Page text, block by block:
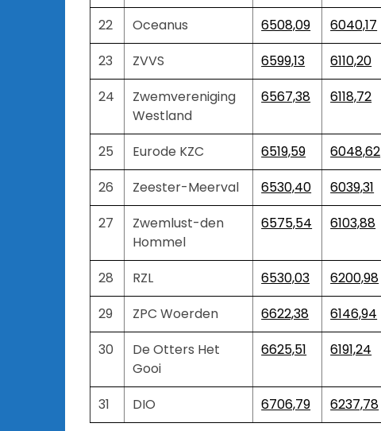
22
Oceanus 6508,09 6040,17
23
ZVVS 6599,13 6110,20
24
Zwemvereniging
Westland
6567,38 6118,72
25 Eurode KZC 6519,59 6048,62
26
Zeester-Meerval 6530,40 6039,31
27
Zwemlust-den
Hommel
6575,54 6103,88
28 RZL 6530,03 6200,98
29
ZPC Woerden 6622,38 6146,94
30
De Otters Het
Gooi
6625,51 6191,24
31 DIO 6706,79 6237,78